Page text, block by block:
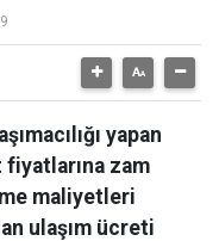
yapan
zam
maliyetleri
ulaşım ücreti